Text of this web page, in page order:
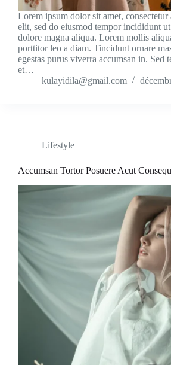
Lorem ipsum dolor sit amet, consectetur
elit, sed do eiusmod tempor incididunt
dolore magna aliqua. Lorem mollis
porttitor leo a diam. Tincidunt ornare
egestas purus viverra accumsan in. Sed
et…
kulayidila@gmail.com
Lifestyle
Accumsan Tortor Posuere Acut